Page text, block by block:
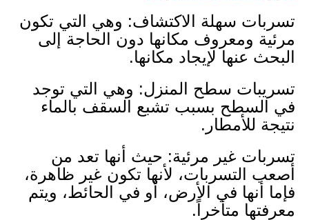
تسربات سهلة الاكتشاف: وهي التي تكون
مرئية ومعروف مكانها دون الحاجة إلى
البحث عنها لإيجاد مكانها.
تسريبات سطح المنزل: وهي التي توجد
في السطح بسبب تشبع السقف بالماء
نتيجة للأمطار.
تسربات غير مرئية: حيث أنها تعد من
أصعب التسربات، لأنها تكون غير ظاهرة،
فإما أنها في الأرض، أو في الحائط، ويتم
معرفتها متأخراً.